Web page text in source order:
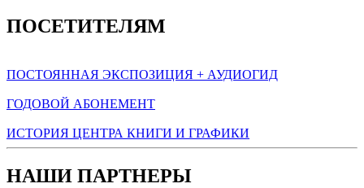
ПОСЕТИТЕЛЯМ
ПОСТОЯННАЯ ЭКСПОЗИЦИЯ + АУДИОГИД
ГОДОВОЙ АБОНЕМЕНТ
ИСТОРИЯ ЦЕНТРА КНИГИ И ГРАФИКИ
НАШИ ПАРТНЕРЫ